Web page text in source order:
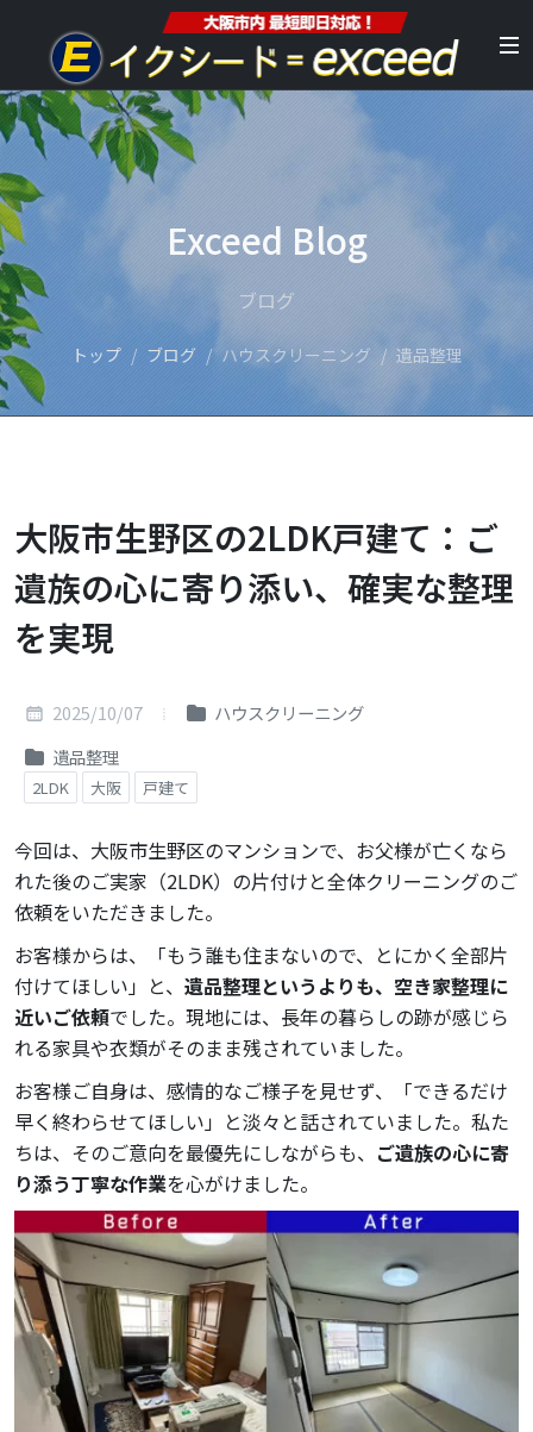
Exceed Blog
ブログ
トップ ブログ ハウスクリーニング 遺品整理
大阪市生野区の2LDK戸建て：ご
遺族の心に寄り添い、確実な整理
を実現
2025/10/07
ハウスクリーニング
遺品整理
2LDK 大阪 戸建て
今回は、大阪市生野区のマンションで、お父様が亡くなら
れた後のご実家（2LDK）の片付けと全体クリーニングのご
依頼をいただきました。
お客様からは、「もう誰も住まないので、とにかく全部片
付けてほしい」と、 遺品整理というよりも、空き家整理に
近いご依頼でした。現地には、長年の暮らしの跡が感じら
れる家具や衣類がそのまま残されていました。
お客様ご自身は、感情的なご様子を見せず、「できるだけ
早く終わらせてほしい」と淡々と話されていました。私た
ちは、そのご意向を最優先にしながらも、 ご遺族の心に寄
り添う丁寧な作業を心がけました。